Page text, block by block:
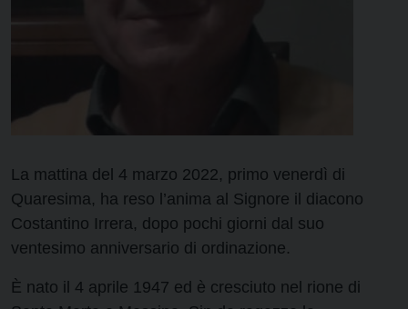
La mattina del 4 marzo 2022, primo venerdì di
Quaresima, ha reso l’anima al Signore il diacono
Costantino Irrera, dopo pochi giorni dal suo
ventesimo anniversario di ordinazione.
È nato il 4 aprile 1947 ed è cresciuto nel rione di